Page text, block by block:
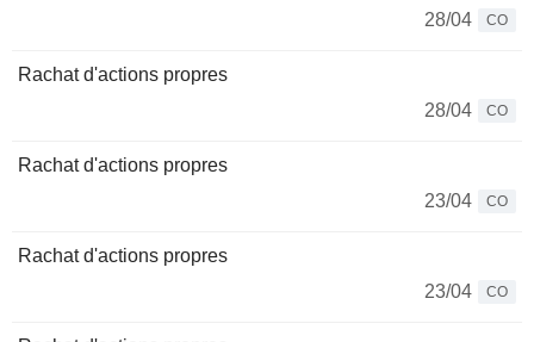
28/04
CO
Rachat d'actions propres
28/04
CO
Rachat d'actions propres
23/04
CO
Rachat d'actions propres
23/04
CO